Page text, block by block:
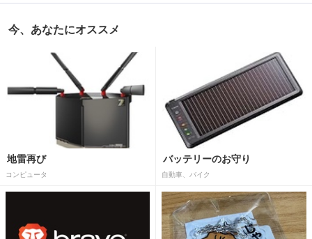
今、あなたにオススメ
地雷再び
コンピュータ
バッテリーのお守り
自動車、バイク